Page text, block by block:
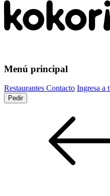
Menú principal
Restaurantes Contacto Ingresa a
Pedir